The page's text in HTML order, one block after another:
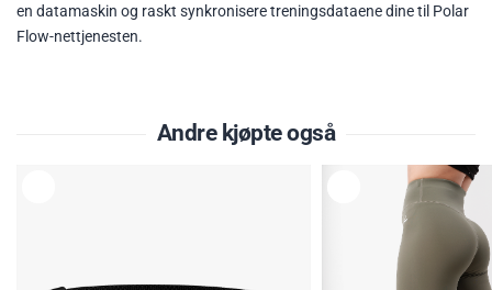
en datamaskin og raskt synkronisere treningsdataene dine til Polar
Flow-nettjenesten.
Andre kjøpte også